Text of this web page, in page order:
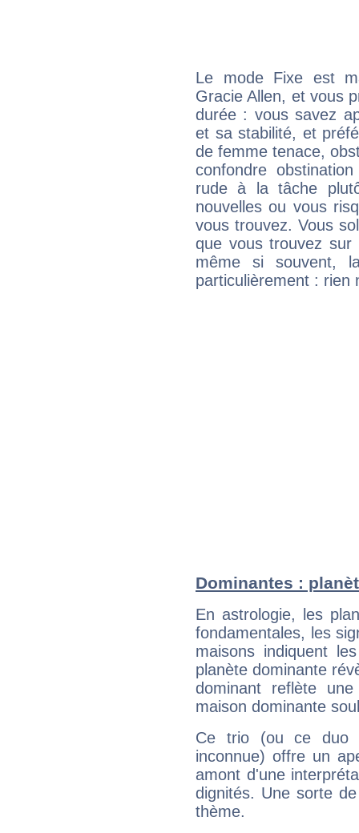
Le mode Fixe est
Gracie Allen, et vous
durée : vous savez
et sa stabilité, et
de femme tenace,
confondre
rude à la tâche
nouvelles ou vous
vous trouvez. Vous
que vous trouvez
même si souvent,
particulièrement : rien
Dominantes :
En astrologie, les
fondamentales, les
maisons indiquent
planète dominante
dominant reflète
maison dominante
Ce trio (ou ce duo
inconnue) offre un
amont d'une
dignités. Une sorte
thème.